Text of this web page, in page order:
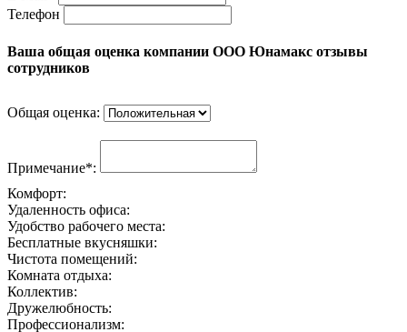
Телефон
Ваша общая оценка компании ООО Юнамакс отзывы
сотрудников
Общая оценка:
Примечание*:
Комфорт:
Удаленность офиса:
Удобство рабочего места:
Бесплатные вкусняшки:
Чистота помещений:
Комната отдыха:
Коллектив:
Дружелюбность:
Профессионализм: